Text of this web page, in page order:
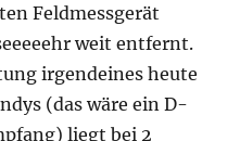
Feldmessgerät
weit entfernt.
irgendeines heute
(das wäre ein D-
liegt bei 2